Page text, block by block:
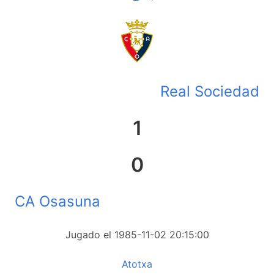
Real Sociedad
1
0
CA Osasuna
Jugado el 1985-11-02 20:15:00
Atotxa